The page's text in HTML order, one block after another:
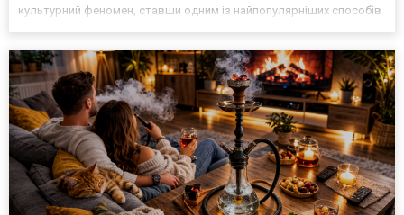
культурний феномен, ставши одним із найпопулярніших способів